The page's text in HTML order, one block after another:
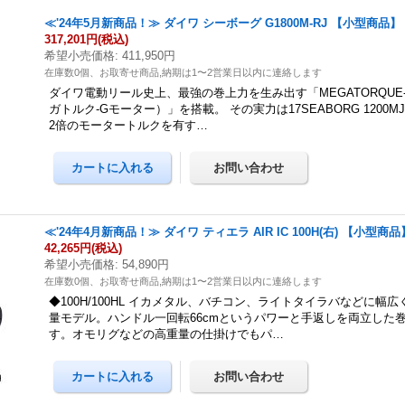
≪'24年5月新商品！≫ ダイワ シーボーグ G1800M-RJ 【小型商品】
317,201円(税込)
希望小売価格: 411,950円
在庫数0個、お取寄せ商品,納期は1〜2営業日以内に連絡します
ダイワ電動リール史上、最強の巻上力を生み出す「
ガトルク-Gモーター）」を搭載。 その実力は17SEABORG
2倍のモータートルクを有す…
≪'24年4月新商品！≫ ダイワ ティエラ AIR IC 100H(右) 【小型商品
42,265円(税込)
希望小売価格: 54,890円
在庫数0個、お取寄せ商品,納期は1〜2営業日以内に連絡します
◆100H/100HL イカメタル、バチコン、ライトタイラバなどに幅広
量モデル。ハンドル一回転66cmというパワーと手返しを両立した
す。オモリグなどの高重量の仕掛けでもパ…